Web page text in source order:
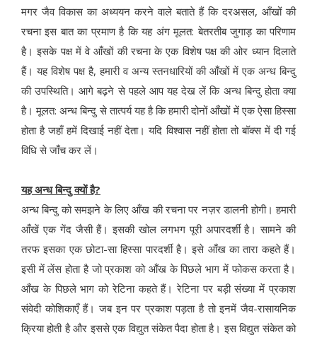
मगर जैव विकास का अध्ययन करने वाले बताते हैं कि दरअसल, आँखों की
रचना इस बात का प्रमाण है कि यह अंग मूलत: बेतरतीब जुगाड़ का परिणाम
है। इसके पक्ष में वे आँखों की रचना के एक विशेष पक्ष की ओर ध्यान दिलाते
हैं। यह विशेष पक्ष है, हमारी व अन्य स्तनधारियों की आँखों में एक अन्ध बिन्दु
की उपस्थिति। आगे बढ़ने से पहले आप यह देख लें कि अन्ध बिन्दु होता क्या
है। मूलत: अन्ध बिन्दु से तात्पर्य यह है कि हमारी दोनों आँखों में एक ऐसा हिस्सा
होता है जहाँ हमें दिखाई नहीं देता। यदि विश्वास नहीं होता तो बॉक्स में दी गई
विधि से जाँच कर लें।
यह अन्ध बिन्दु क्यों है?
अन्ध बिन्दु को समझने के लिए आँख की रचना पर नज़र डालनी होगी। हमारी
आँखें एक गेंद जैसी हैं। इसकी खोल लगभग पूरी अपारदर्शी है। सामने की
तरफ इसका एक छोटा-सा हिस्सा पारदर्शी है। इसे आँख का तारा कहते हैं।
इसी में लेंस होता है जो प्रकाश को आँख के पिछले भाग में फोकस करता है।
आँख के पिछले भाग को रेटिना कहते हैं। रेटिना पर बड़ी संख्या में प्रकाश
संवेदी कोशिकाएँ हैं। जब इन पर प्रकाश पड़ता है तो इनमें जैव-रासायनिक
क्रिया होती है और इससे एक विद्युत संकेत पैदा होता है। इस विद्युत संकेत को